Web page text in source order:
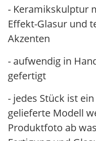
- Keramikskulptur
Effekt-Glasur und
Akzenten
- aufwendig in
gefertigt
- jedes Stück ist
gelieferte Modell
Produktfoto ab